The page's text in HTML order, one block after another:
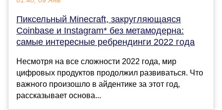
Пиксельный Minecraft, закругляющаяся
Coinbase и Instagram* без метамодерна:
самые интересные ребрендинги 2022 года
Несмотря на все сложности 2022 года, мир
цифровых продуктов продолжил развиваться. Что
важного произошло в айдентике за этот год,
рассказывает основа...